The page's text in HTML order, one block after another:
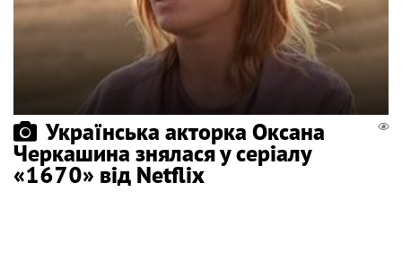
Українська акторка Оксана
Черкашина знялася у серіалу
«1670» від Netflix